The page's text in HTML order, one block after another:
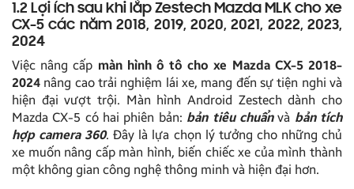
1.2 Lợi ích sau khi lắp Zestech Mazda MLK cho xe
CX-5 các năm 2018, 2019, 2020, 2021, 2022, 2023,
2024
Việc nâng cấp màn hình ô tô cho xe Mazda CX-5 2018-
2024 nâng cao trải nghiệm lái xe, mang đến sự tiện nghi và
hiện đại vượt trội. Màn hình Android Zestech dành cho
Mazda CX-5 có hai phiên bản: bản tiêu chuẩnvà bản tích
hợp camera 360. Đây là lựa chọn lý tưởng cho những chủ
xe muốn nâng cấp màn hình, biến chiếc xe của mình thành
một không gian công nghệ thông minh và hiện đại hơn.